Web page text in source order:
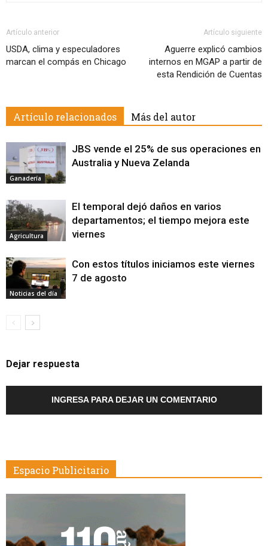
Artículo anterior
USDA, clima y especuladores
marcan el compás en Chicago
Artículo siguiente
Aguerre explicó cambios
internos en MGAP a partir de
esta Rendición de Cuentas
Artículo relacionados Más del autor
Ganadería
JBS vende el 25% de sus operaciones en
Australia y Nueva Zelanda
Agricultura
El temporal dejó daños en varios
departamentos; el tiempo mejora este
viernes
Noticias del día
Con estos títulos iniciamos este viernes
7 de agosto
Dejar respuesta
INGRESA PARA DEJAR UN COMENTARIO
Espacio Publicitario